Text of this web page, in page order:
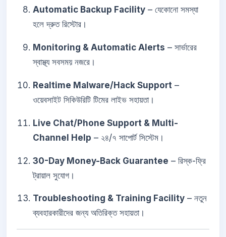
Automatic Backup Facility – যেকোনো সমস্যা
হলে দ্রুত রিস্টোর।
Monitoring & Automatic Alerts – সার্ভারের
স্বাস্থ্য সবসময় নজরে।
Realtime Malware/Hack Support –
ওয়েবসাইট সিকিউরিটি টিমের লাইভ সহায়তা।
Live Chat/Phone Support & Multi-
Channel Help – ২৪/৭ সাপোর্ট সিস্টেম।
30-Day Money-Back Guarantee – রিস্ক-ফ্রি
ট্রায়াল সুযোগ।
Troubleshooting & Training Facility – নতুন
ব্যবহারকারীদের জন্য অতিরিক্ত সহায়তা।